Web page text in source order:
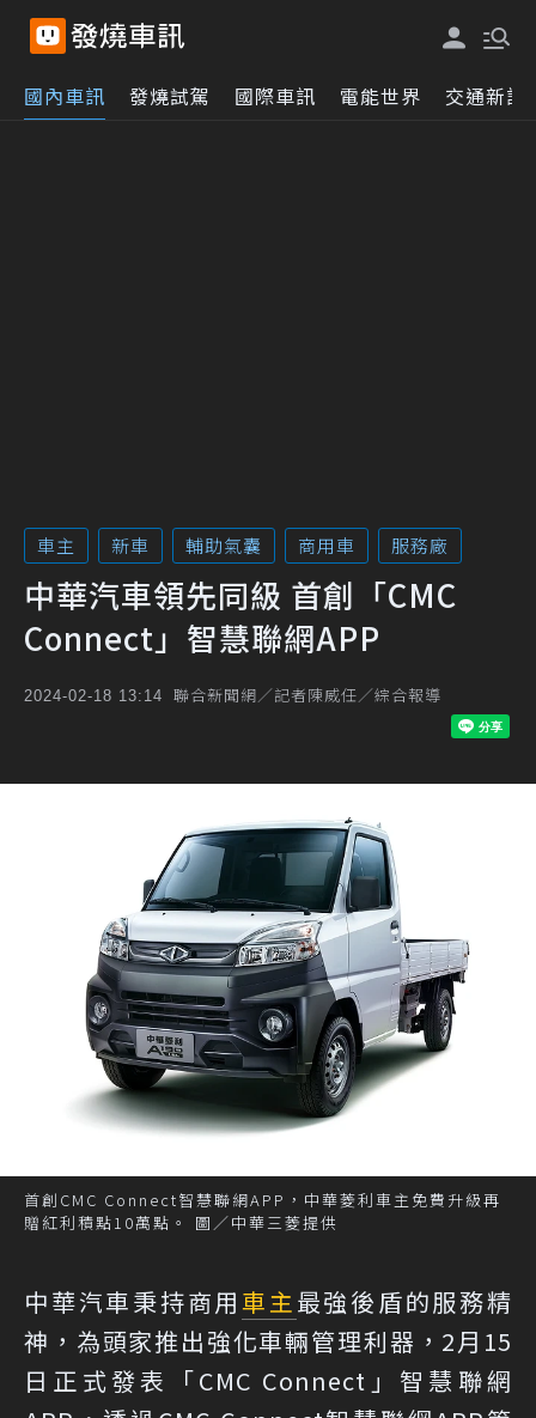
國內車訊 發燒試駕 國際車訊 電能世界 交通新訊
車主 新車 輔助氣囊 商用車 服務廠
中華汽車領先同級 首創「CMC
Connect」智慧聯網APP
2024-02-18 13:14 聯合新聞網／記者陳威任／綜合報導
首創CMC Connect智慧聯網APP，中華菱利車主免費升級再
贈紅利積點10萬點。 圖／中華三菱提供
中華汽車秉持商用車主 最強後盾的服務精
神，為頭家推出強化車輛管理利器，2月15
日正式發表「CMC Connect」智慧聯網